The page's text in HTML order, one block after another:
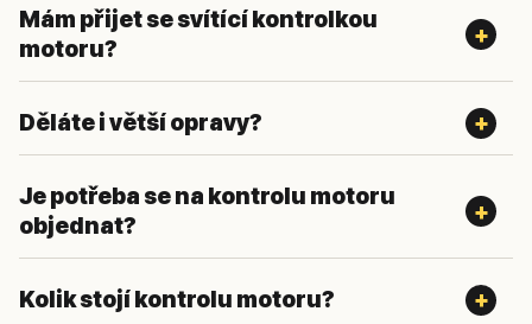
Mám přijet se svítící kontrolkou
motoru?
Děláte i větší opravy?
Je potřeba se na kontrolu motoru
objednat?
Kolik stojí kontrolu motoru?